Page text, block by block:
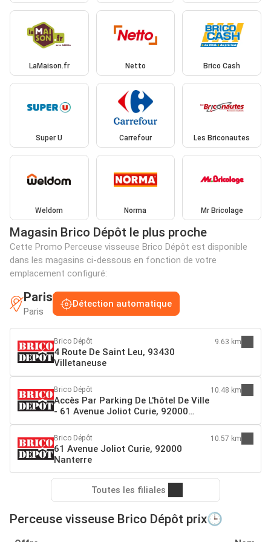
LaMaison.fr Netto Brico Cash
Super U Carrefour Les Briconautes
Weldom Norma Mr Bricolage
Magasin Brico Dépôt le plus proche
Cette Promo Perceuse visseuse Brico Dépôt est disponible
dans les magasins ci-dessous en fonction de votre
emplacement configuré:
Paris
Paris
Détection automatique
Brico Dépôt
4 Route De Saint Leu, 93430
Villetaneuse
9.63 km
Brico Dépôt
Accès Par Parking De L'hôtel De Ville
- 61 Avenue Joliot Curie, 92000
Nanterre
10.48 km
Brico Dépôt
61 Avenue Joliot Curie, 92000
Nanterre
10.57 km
Toutes les filiales
Perceuse visseuse Brico Dépôt prix🕒